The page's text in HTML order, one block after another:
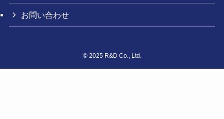
お問い合わせ
©2025 R&D Co., Ltd.